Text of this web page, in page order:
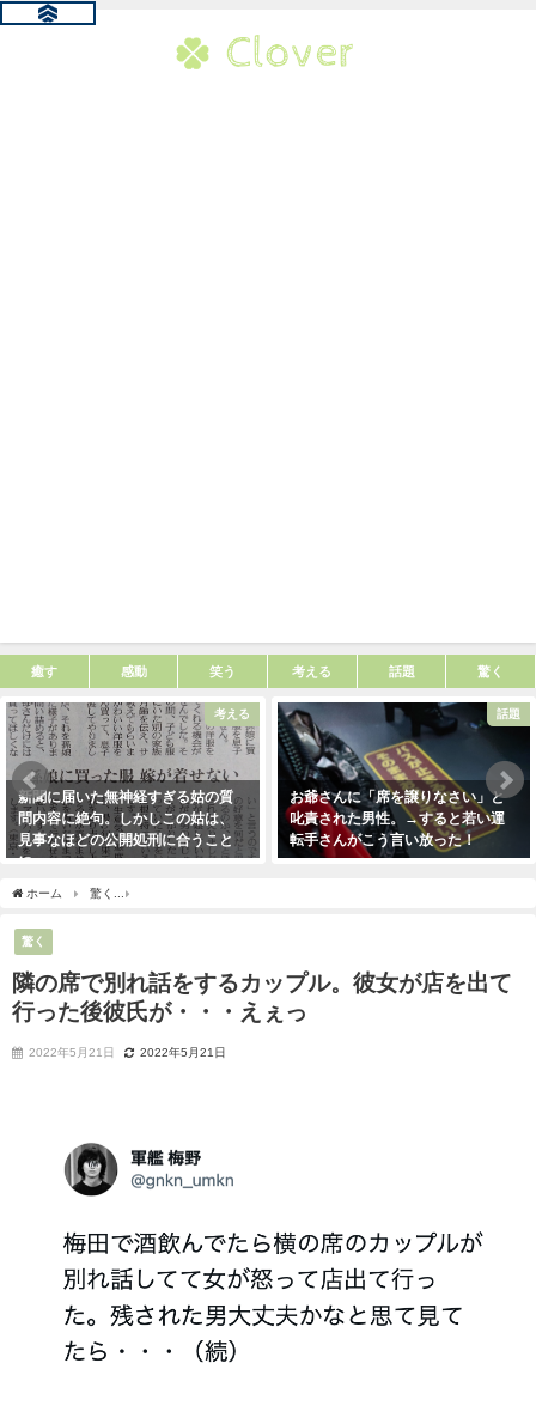
癒す 感動 笑う 考える 話題 驚く
考える
新聞に届いた無神経すぎる姑の質
問内容に絶句。しかしこの姑は、
見事なほどの公開処刑に合うこと
に・・・
2021年3月13日
話題
お爺さんに「席を譲りなさい」と
叱責された男性。→すると若い運
転手さんがこう言い放った！
ホーム 驚く
驚く
隣の席で別れ話をするカップル。彼女が店を出て
行った後彼氏が・・・えぇっ
2022年5月21日 2022年5月21日